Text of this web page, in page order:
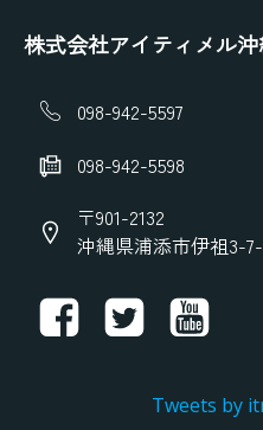
株式会社アイティメル
098-942-5597
098-942-5598
〒901-2132
沖縄県浦添市伊祖3-7-
Tweets by